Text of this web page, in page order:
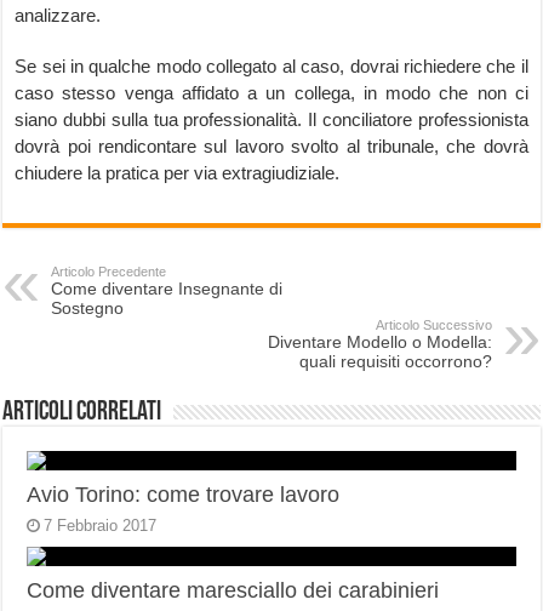
analizzare.
Se sei in qualche modo collegato al caso, dovrai richiedere che il
caso stesso venga affidato a un collega, in modo che non ci
siano dubbi sulla tua professionalità. Il conciliatore professionista
dovrà poi rendicontare sul lavoro svolto al tribunale, che dovrà
chiudere la pratica per via extragiudiziale.
Articolo Precedente
Come diventare Insegnante di
Sostegno
Articolo Successivo
Diventare Modello o Modella:
quali requisiti occorrono?
Articoli correlati
Avio Torino: come trovare lavoro
7 Febbraio 2017
Come diventare maresciallo dei carabinieri